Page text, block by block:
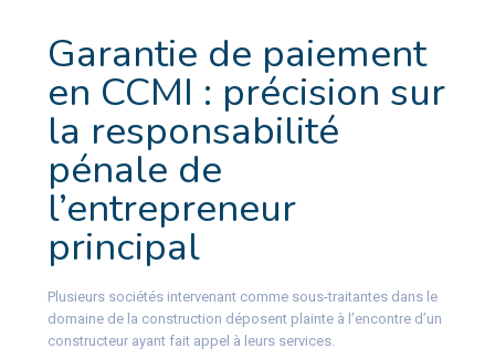
Garantie de paiement
en CCMI : précision sur
la responsabilité
pénale de
l’entrepreneur
principal
Plusieurs sociétés intervenant comme sous-traitantes dans le
domaine de la construction déposent plainte à l’encontre d’un
constructeur ayant fait appel à leurs services.